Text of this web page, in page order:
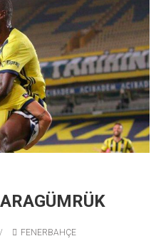
FENERBAHÇE